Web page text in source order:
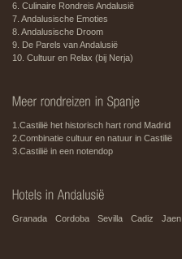
6. Culinaire Rondreis Andalusië
7. Andalusische Emoties
8. Andalusische Droom
9. De Parels van Andalusië
10. Cultuur en Relax (bij Nerja)
1.Castilië het historisch hart rond Madrid
2.Combinatie cultuur en natuur in Castilië
3.Castilië in een notendop
Granada Cordoba Sevilla Cadiz Jaen